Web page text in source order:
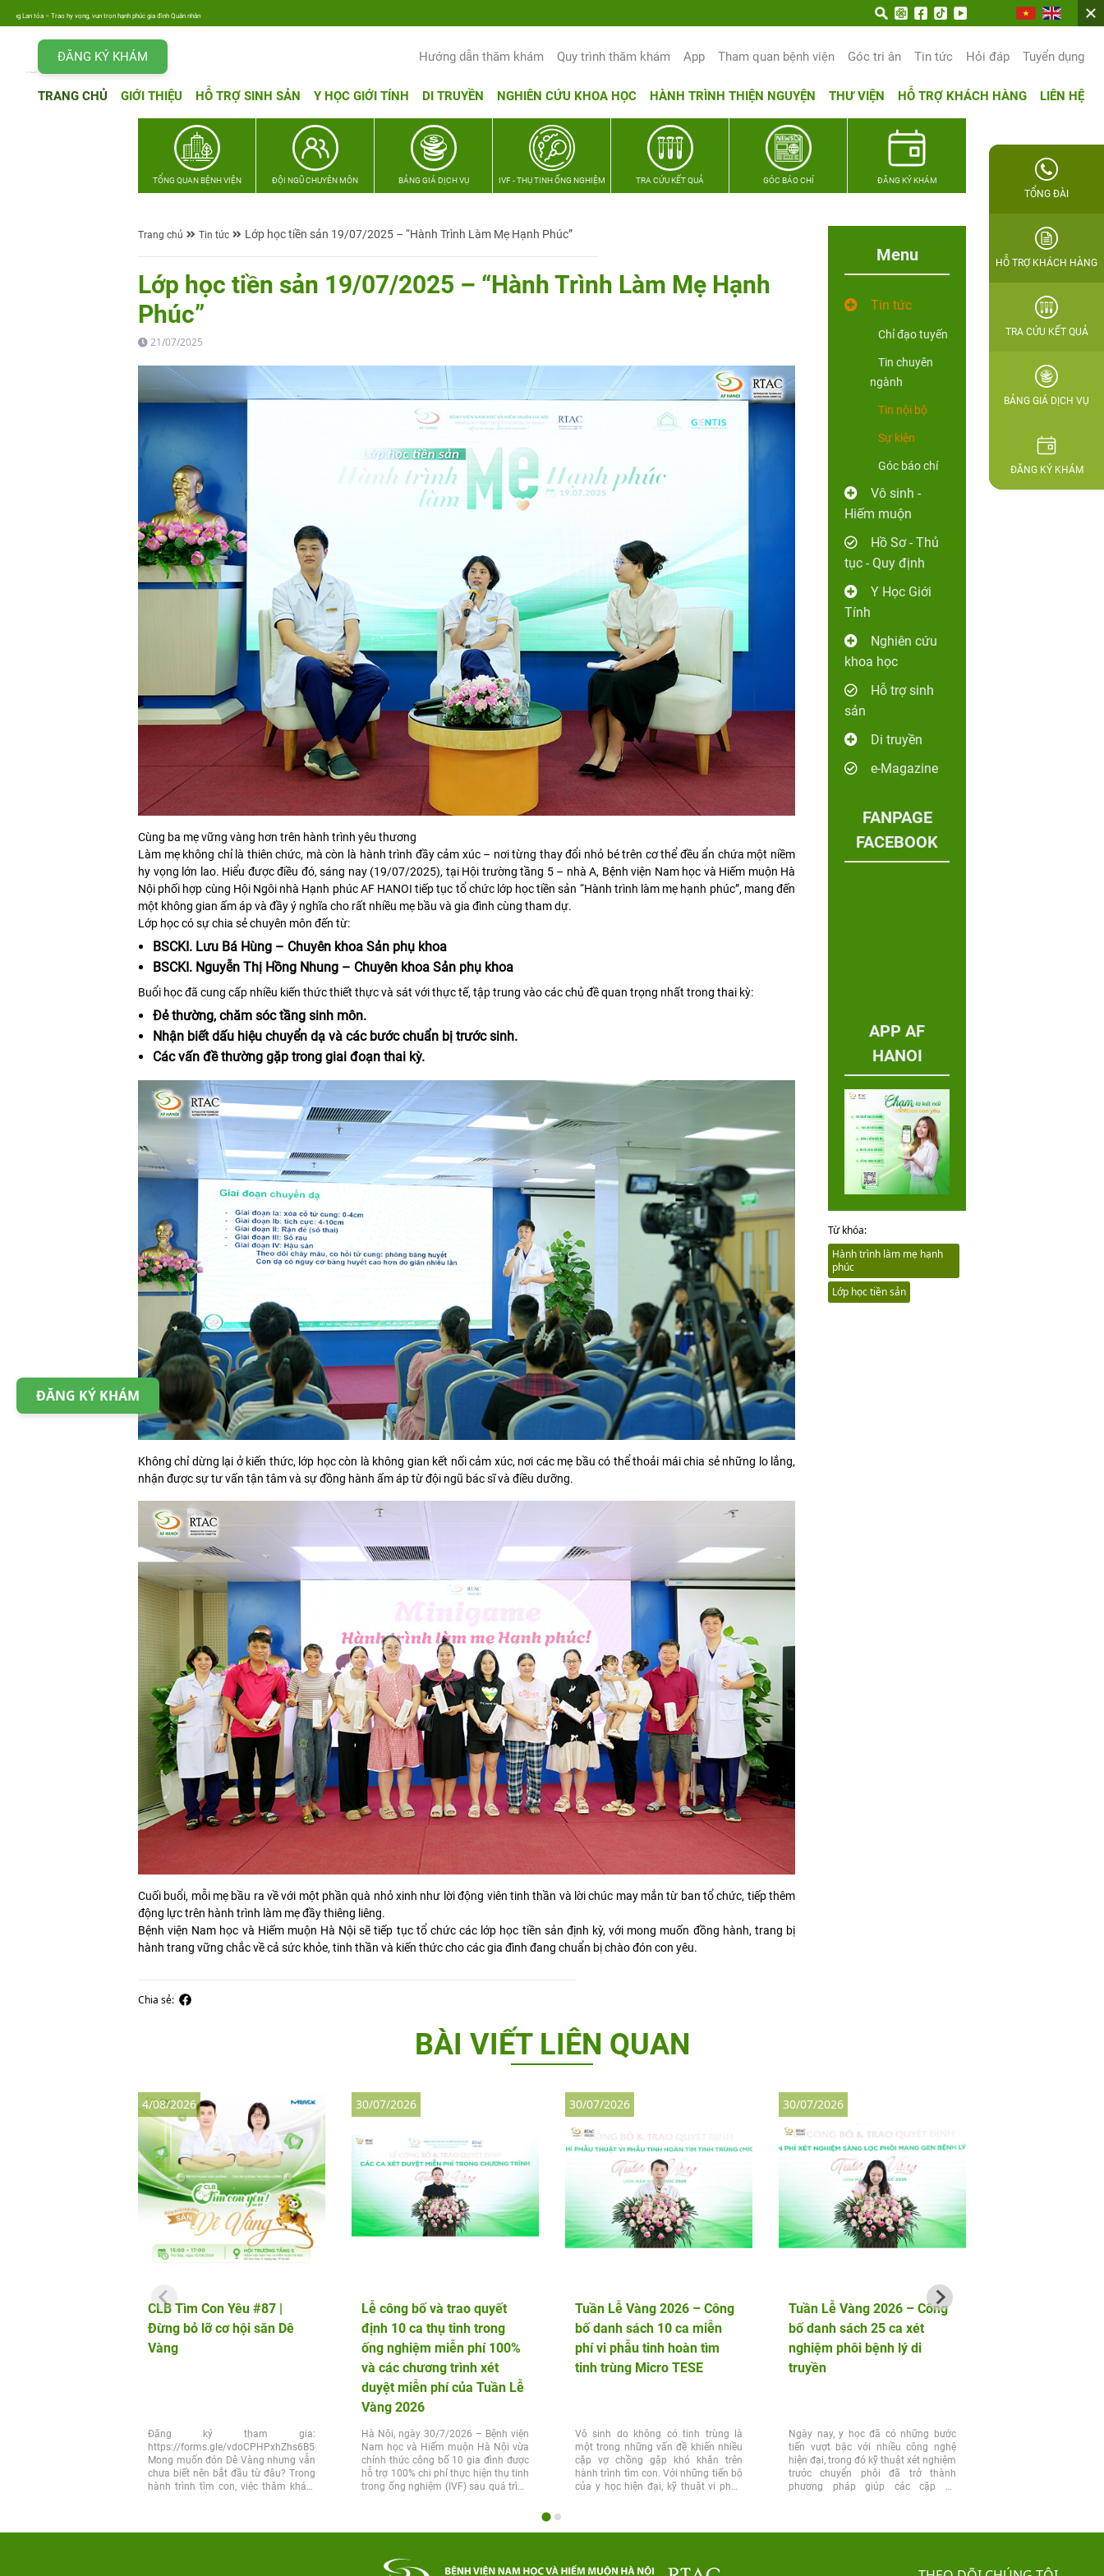
Lan tỏa – Trao hy vọng, vun trọn hạnh phúc gia đình Quân nhân
ĐĂNG KÝ KHÁM Hướng dẫn thăm khám Quy trình thăm khám App Tham quan bệnh viện Góc tri ân Tin tức Hỏi đáp Tuyển dụng
TRANG CHỦ GIỚI THIỆU HỖ TRỢ SINH SẢN Y HỌC GIỚI TÍNH DI TRUYỀN NGHIÊN CỨU KHOA HỌC HÀNH TRÌNH THIỆN NGUYỆN THƯ VIỆN HỖ TRỢ KHÁCH HÀNG LIÊN HỆ
TỔNG QUAN BỆNH VIỆN ĐỘI NGŨ CHUYÊN MÔN BẢNG GIÁ DỊCH VỤ IVF - THỤ TINH ỐNG NGHIỆM TRA CỨU KẾT QUẢ GÓC BÁO CHÍ ĐĂNG KÝ KHÁM
Trang chủ Tin tức Lớp học tiền sản 19/07/2025 – “Hành Trình Làm Mẹ Hạnh Phúc”
Lớp học tiền sản 19/07/2025 – “Hành Trình Làm Mẹ Hạnh
Phúc”
21/07/2025
Cùng ba mẹ vững vàng hơn trên hành trình yêu thương
Làm mẹ không chỉ là thiên chức, mà còn là hành trình đầy cảm xúc – nơi từng thay đổi nhỏ bé trên cơ thể đều ẩn chứa một niềm
hy vọng lớn lao. Hiểu được điều đó, sáng nay (19/07/2025), tại Hội trường tầng 5 – nhà A, Bệnh viện Nam học và Hiếm muộn Hà
Nội phối hợp cùng Hội Ngôi nhà Hạnh phúc AF HANOI tiếp tục tổ chức lớp học tiền sản “Hành trình làm mẹ hạnh phúc”, mang đến
một không gian ấm áp và đầy ý nghĩa cho rất nhiều mẹ bầu và gia đình cùng tham dự.
Lớp học có sự chia sẻ chuyên môn đến từ:
BSCKI. Lưu Bá Hùng – Chuyên khoa Sản phụ khoa
BSCKI. Nguyễn Thị Hồng Nhung – Chuyên khoa Sản phụ khoa
Buổi học đã cung cấp nhiều kiến thức thiết thực và sát với thực tế, tập trung vào các chủ đề quan trọng nhất trong thai kỳ:
Đẻ thường, chăm sóc tầng sinh môn.
Nhận biết dấu hiệu chuyển dạ và các bước chuẩn bị trước sinh.
Các vấn đề thường gặp trong giai đoạn thai kỳ.
Không chỉ dừng lại ở kiến thức, lớp học còn là không gian kết nối cảm xúc, nơi các mẹ bầu có thể thoải mái chia sẻ những lo lắng,
nhận được sự tư vấn tận tâm và sự đồng hành ấm áp từ đội ngũ bác sĩ và điều dưỡng.
Cuối buổi, mỗi mẹ bầu ra về với một phần quà nhỏ xinh như lời động viên tinh thần và lời chúc may mắn từ ban tổ chức, tiếp thêm
động lực trên hành trình làm mẹ đầy thiêng liêng.
Bệnh viện Nam học và Hiếm muộn Hà Nội sẽ tiếp tục tổ chức các lớp học tiền sản định kỳ, với mong muốn đồng hành, trang bị
hành trang vững chắc về cả sức khỏe, tinh thần và kiến thức cho các gia đình đang chuẩn bị chào đón con yêu.
Chia sẻ:
Menu
Tin tức
Chỉ đạo tuyến
Tin chuyên
ngành
Tin nội bộ
Sự kiện
Góc báo chí
Vô sinh -
Hiếm muộn
Hồ Sơ - Thủ
tục - Quy định
Y Học Giới
Tính
Nghiên cứu
khoa học
Hỗ trợ sinh
sản
Di truyền
e-Magazine
FANPAGE
FACEBOOK
APP AF
HANOI
Từ khóa:
Hành trình làm mẹ hạnh
phúc
Lớp học tiền sản
BÀI VIẾT LIÊN QUAN
CLB Tìm Con Yêu #87 |
Đừng bỏ lỡ cơ hội săn Dê
Vàng
Đăng ký tham gia:
https://forms.gle/vdoCPHPxhZhs6B5q6
Mong muốn đón Dê Vàng nhưng vẫn
chưa biết nên bắt đầu từ đâu? Trong
hành trình tìm con, việc thăm khám
4/08/2026
Lễ công bố và trao quyết
định 10 ca thụ tinh trong
ống nghiệm miễn phí 100%
và các chương trình xét
duyệt miễn phí của Tuần Lễ
Vàng 2026
Hà Nội, ngày 30/7/2026 – Bệnh viện
Nam học và Hiếm muộn Hà Nội vừa
chính thức công bố 10 gia đình được
hỗ trợ 100% chi phí thực hiện thụ tinh
trong ống nghiệm (IVF) sau quá trình
30/07/2026
Tuần Lễ Vàng 2026 – Công
bố danh sách 10 ca miễn
phí vi phẫu tinh hoàn tìm
tinh trùng Micro TESE
Vô sinh do không có tinh trùng là
một trong những vấn đề khiến nhiều
cặp vợ chồng gặp khó khăn trên
hành trình tìm con. Với những tiến bộ
của y học hiện đại, kỹ thuật vi phẫu
30/07/2026
Tuần Lễ Vàng 2026 – Công
bố danh sách 25 ca xét
nghiệm phôi bệnh lý di
truyền
Ngày nay, y học đã có những bước
tiến vượt bậc với nhiều công nghệ
hiện đại, trong đó kỹ thuật xét nghiệm
trước chuyển phôi đã trở thành
phương pháp giúp các cặp vợ
30/07/2026
TỔNG ĐÀI
HỖ TRỢ KHÁCH HÀNG
TRA CỨU KẾT QUẢ
BẢNG GIÁ DỊCH VỤ
ĐĂNG KÝ KHÁM
ĐĂNG KÝ KHÁM